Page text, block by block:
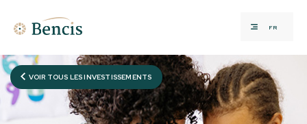
FR
VOIR TOUS LES INVESTISSEMENTS